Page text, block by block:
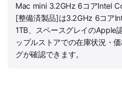
Mac mini 3.2GHz 6コアIntel
[整備済製品]は3.2GHz 6コア
1TB、スペースグレイのApple
ップルストアでの在庫状況・
グが確認できます。